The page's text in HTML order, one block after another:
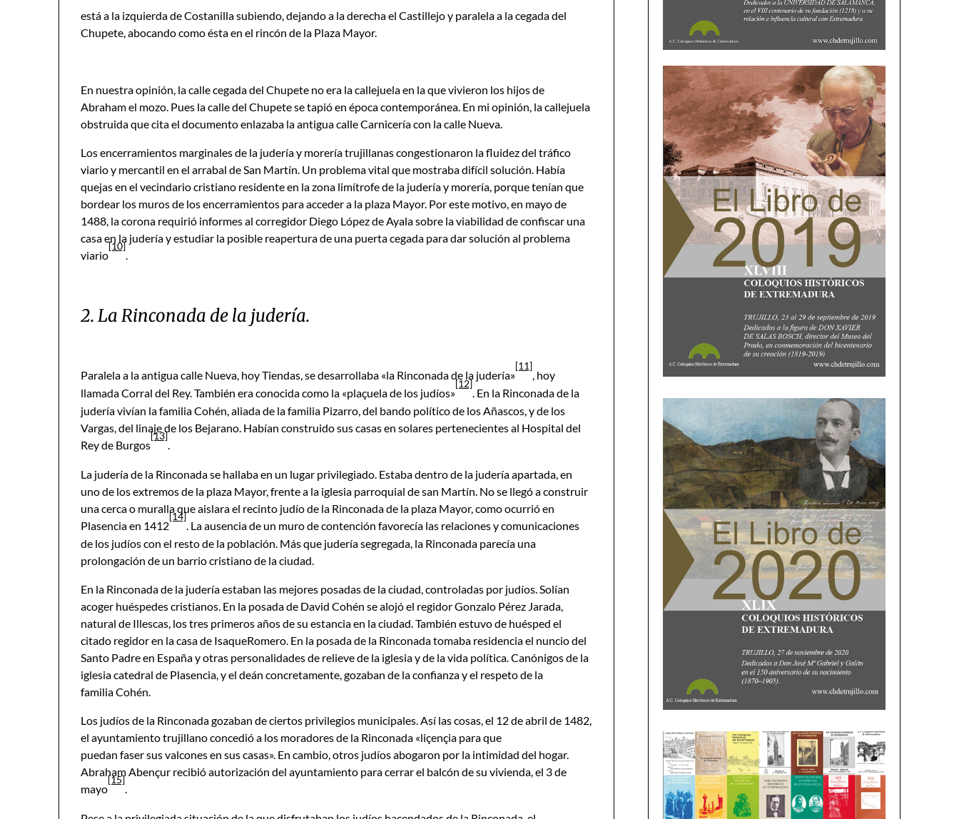
está a la izquierda de Costanilla subiendo, dejando a la derecha el Castillejo y paralela a la cegada del
Chupete, abocando como ésta en el rincón de la Plaza Mayor.
En nuestra opinión, la calle cegada del Chupete no era la callejuela en la que vivieron los hijos de
Abraham el mozo. Pues la calle del Chupete se tapió en época contemporánea. En mi opinión, la callejuela
obstruida que cita el documento enlazaba la antigua calle Carnicería con la calle Nueva.
Los encerramientos marginales de la judería y morería trujillanas congestionaron la fluidez del tráfico
viario y mercantil en el arrabal de San Martín. Un problema vital que mostraba difícil solución. Había
quejas en el vecindario cristiano residente en la zona limítrofe de la judería y morería, porque tenían que
bordear los muros de los encerramientos para acceder a la plaza Mayor. Por este motivo, en mayo de
1488, la corona requirió informes al corregidor Diego López de Ayala sobre la viabilidad de confiscar una
casa en la judería y estudiar la posible reapertura de una puerta cegada para dar solución al problema
viario
[10]
.
2. La Rinconada de la judería.
Paralela a la antigua calle Nueva, hoy Tiendas, se desarrollaba «la Rinconada de la judería»
[11]
, hoy
llamada Corral del Rey. También era conocida como la «plaçuela de los judíos»
[12]
. En la Rinconada de la
judería vivían la familia Cohén, aliada de la familia Pizarro, del bando político de los Añascos, y de los
Vargas, del linaje de los Bejarano. Habían construido sus casas en solares pertenecientes al Hospital del
Rey de Burgos
[13]
.
La judería de la Rinconada se hallaba en un lugar privilegiado. Estaba dentro de la judería apartada, en
uno de los extremos de la plaza Mayor, frente a la iglesia parroquial de san Martín. No se llegó a construir
una cerca o muralla que aislara el recinto judío de la Rinconada de la plaza Mayor, como ocurrió en
Plasencia en 1412
[14]
. La ausencia de un muro de contención favorecía las relaciones y comunicaciones
de los judíos con el resto de la población. Más que judería segregada, la Rinconada parecía una
prolongación de un barrio cristiano de la ciudad.
En la Rinconada de la judería estaban las mejores posadas de la ciudad, controladas por judíos. Solían
acoger huéspedes cristianos. En la posada de David Cohén se alojó el regidor Gonzalo Pérez Jarada,
natural de Illescas, los tres primeros años de su estancia en la ciudad. También estuvo de huésped el
citado regidor en la casa de IsaqueRomero. En la posada de la Rinconada tomaba residencia el nuncio del
Santo Padre en España y otras personalidades de relieve de la iglesia y de la vida política. Canónigos de la
iglesia catedral de Plasencia, y el deán concretamente, gozaban de la confianza y el respeto de la
familia Cohén.
Los judíos de la Rinconada gozaban de ciertos privilegios municipales. Así las cosas, el 12 de abril de 1482,
el ayuntamiento trujillano concedió a los moradores de la Rinconada «liçençia para que
puedan faser sus valcones en sus casas». En cambio, otros judíos abogaron por la intimidad del hogar.
Abraham Abençur recibió autorización del ayuntamiento para cerrar el balcón de su vivienda, el 3 de
mayo
[15]
.